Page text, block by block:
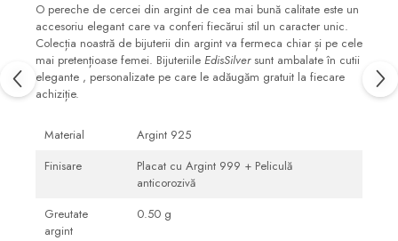
O pereche de cercei din argint de cea mai bună calitate este un
accesoriu elegant care va conferi fiecărui stil un caracter unic.
Colecția noastră de bijuterii din argint va fermeca chiar și pe cele
mai pretențioase femei. Bijuteriile EdisSilversunt ambalate în cutii
elegante , personalizate pe care le adăugăm gratuit la fiecare
achiziție.
Material
Argint 925
Finisare
Placat cu Argint 999 + Peliculă
anticorozivă
Greutate
argint
0.50 g